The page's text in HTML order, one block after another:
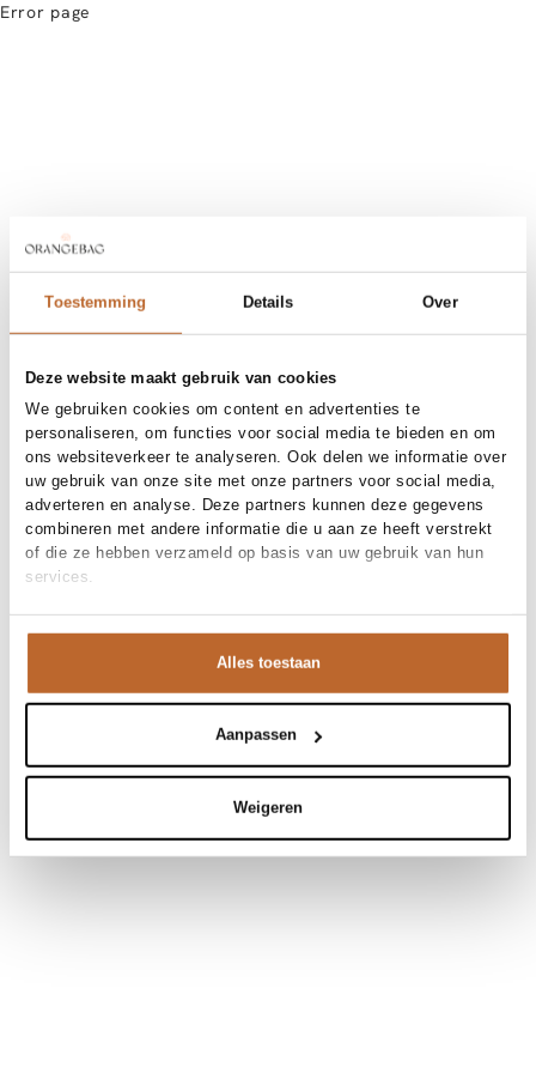
Toestemming Details Over
Deze website maakt gebruik van cookies
We gebruiken cookies om content en advertenties te
personaliseren, om functies voor social media te bieden en om
ons websiteverkeer te analyseren. Ook delen we informatie over
uw gebruik van onze site met onze partners voor social media,
adverteren en analyse. Deze partners kunnen deze gegevens
combineren met andere informatie die u aan ze heeft verstrekt
of die ze hebben verzameld op basis van uw gebruik van hun
services.
Alles toestaan
Aanpassen
Weigeren
Error page